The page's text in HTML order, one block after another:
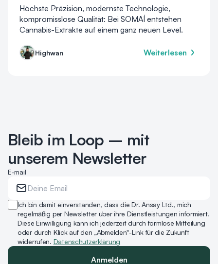
Höchste Präzision, modernste Technologie,
kompromisslose Qualität: Bei SOMAÍ entstehen
Cannabis-Extrakte auf einem ganz neuen Level.
Highwan Weiterlesen
Bleib im Loop – mit
unserem Newsletter
E-mail
Ich bin damit einverstanden, dass die Dr. Ansay Ltd., mich
regelmäßig per Newsletter über ihre Dienstleistungen informiert.
Diese Einwilligung kann ich jederzeit durch formlose Mitteilung
oder durch Klick auf den „Abmelden"-Link für die Zukunft
widerrufen. Datenschutzerklärung
Anmelden